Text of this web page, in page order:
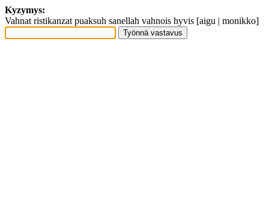
Kyzymys:
Vahnat ristikanzat puaksuh sanellah vahnois hyvis [aigu | monikko]